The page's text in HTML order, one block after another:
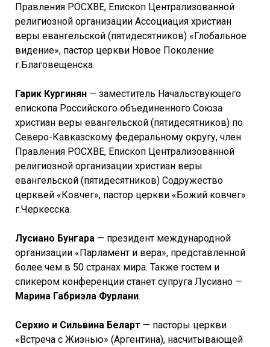
Правления РОСХВЕ, Епископ Централизованной
религиозной организации Ассоциация христиан
веры евангельской (пятидесятников) «Глобальное
видение», пастор церкви Новое Поколение
г.Благовещенска.
Гарик Кургинян — заместитель Начальствующего
епископа Российского объединенного Союза
христиан веры евангельской (пятидесятников) по
Северо-Кавказскому федеральному округу, член
Правления РОСХВЕ, Епископ Централизованной
религиозной организации христиан веры
евангельской (пятидесятников) Содружество
церквей «Ковчег», пастор церкви «Божий ковчег»
г.Черкесска.
Лусиано Бунгара — президент международной
организации «Парламент и вера», представленной
более чем в 50 странах мира. Также гостем и
спикером конференции станет супруга Лусиано —
Марина Габриэла Фурлани.
Серхио и Сильвина Беларт — пасторы церкви
«Встреча с Жизнью» (Аргентина), насчитывающей